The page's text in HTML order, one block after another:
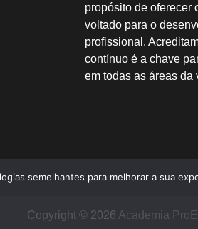
propósito de oferecer
voltado para o
profissional.
contínuo é a chave
em todas as áreas da
Copyright © 2026 Academia
semelhantes para melhorar a sua